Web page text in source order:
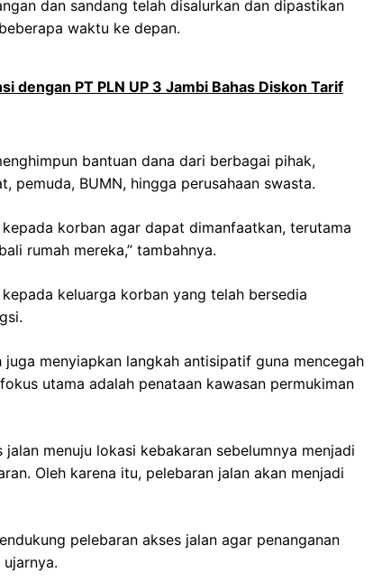
dan sandang telah disalurkan dan dipastikan
waktu ke depan.
dengan PT PLN UP 3 Jambi Bahas Diskon Tarif
bantuan dana dari berbagai pihak,
pemuda, BUMN, hingga perusahaan swasta.
korban agar dapat dimanfaatkan, terutama
rumah mereka,” tambahnya.
keluarga korban yang telah bersedia
menyiapkan langkah antisipatif guna mencegah
utama adalah penataan kawasan permukiman
menuju lokasi kebakaran sebelumnya menjadi
Oleh karena itu, pelebaran jalan akan menjadi
pelebaran akses jalan agar penanganan